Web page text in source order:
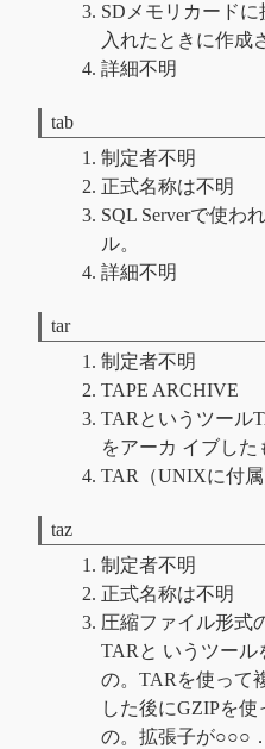
SDメモリカード
入れたときに作成
詳細不明
tab
制定者不明
正式名称は不明
SQL Serverで使わ
ル。
詳細不明
tar
制定者不明
TAPE ARCHIVE
TARというツール
をアーカ イブした
TAR（UNIXに付属
taz
制定者不明
正式名称は不明
圧縮ファイル形式
TARと いうツール
の。TARを使って
した後にGZIPを
の。拡張子が○○○